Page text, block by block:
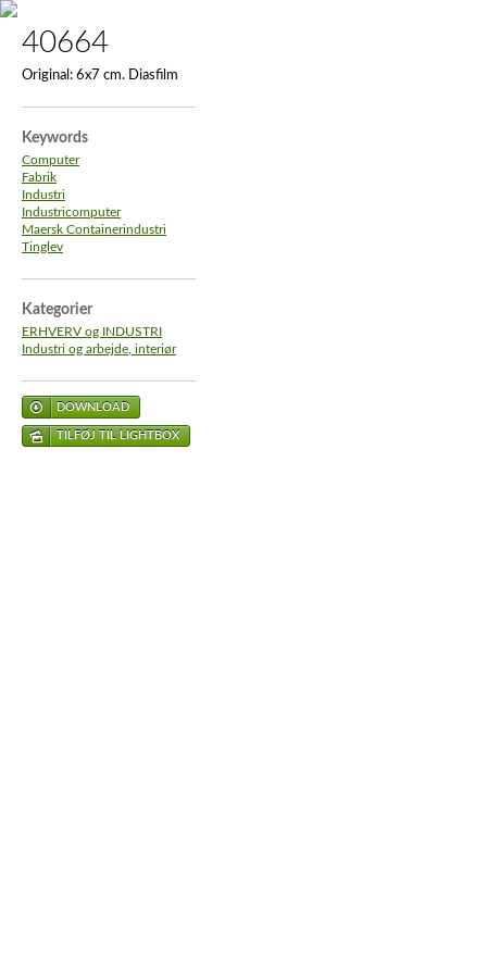
40664
Original: 6x7 cm. Diasfilm
Keywords
Computer
Fabrik
Industri
Industricomputer
Maersk Containerindustri
Tinglev
Kategorier
ERHVERV og INDUSTRI
Industri og arbejde, interiør
DOWNLOAD
TILFØJ TIL LIGHTBOX